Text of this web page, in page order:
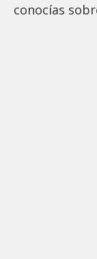
conocías